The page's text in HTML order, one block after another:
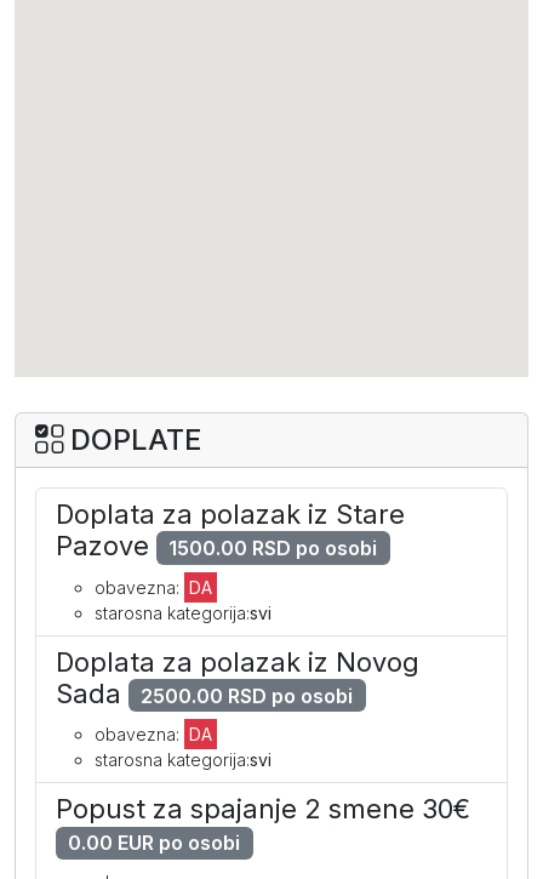
DOPLATE
Doplata za polazak iz Stare
Pazove
1500.00 RSD po osobi
obavezna: DA
starosna kategorija:svi
Doplata za polazak iz Novog
Sada
2500.00 RSD po osobi
obavezna: DA
starosna kategorija:svi
Popust za spajanje 2 smene 30€
0.00 EUR po osobi